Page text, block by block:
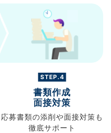
STEP.4
書類作成
面接対策
応募書類の添削や面接対策も
徹底サポート